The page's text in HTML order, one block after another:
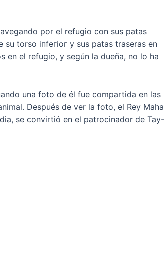
por el refugio con sus patas
torso іпfeгіoг y sus patas traseras en
en el refugio, y según la dueña, no lo ha
una foto de él fue compartida en las
Después de ver la foto, el Rey Maha
se convirtió en el patrocinador de Tay-